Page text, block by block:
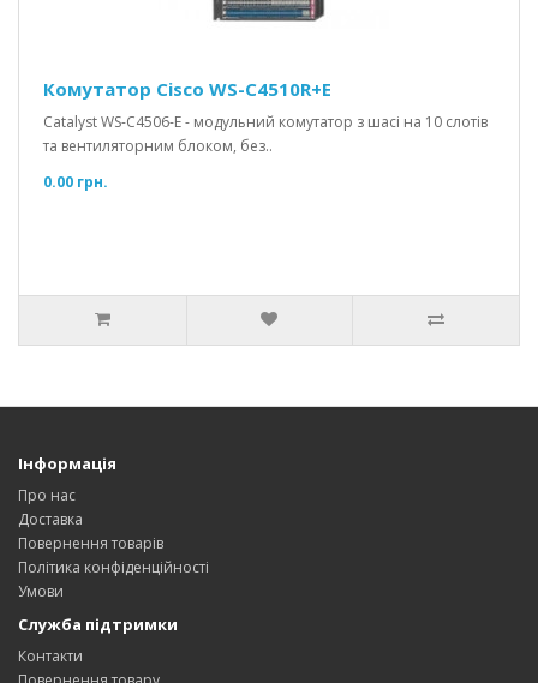
Комутатор Cisco WS-C4510R+E
Catalyst WS-C4506-E - модульний комутатор з шасі на 10 слотів
та вентиляторним блоком, без..
0.00 грн.
Інформація
Про нас
Доставка
Повернення товарів
Політика конфіденційності
Умови
Служба підтримки
Контакти